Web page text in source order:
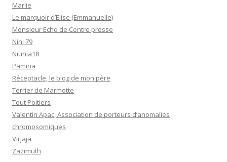
Marlie
Le marquoir d’Elise (Emmanuelle)
Monsieur Echo de Centre presse
Nini 79
Niunia18
Pamina
Réceptacle, le blog de mon père
Terrier de Marmotte
Tout Poitiers
Valentin Apac, Association de porteurs d’anomalies
chromosomiques
Virjaja
Zazimuth